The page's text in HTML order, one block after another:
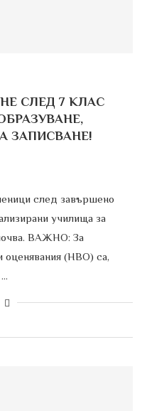
СЛЕД 7 КЛАС
ЗАПИСВАНЕ!
след завършено
училища за
ВАЖНО: За
оценявания (НВО) са,